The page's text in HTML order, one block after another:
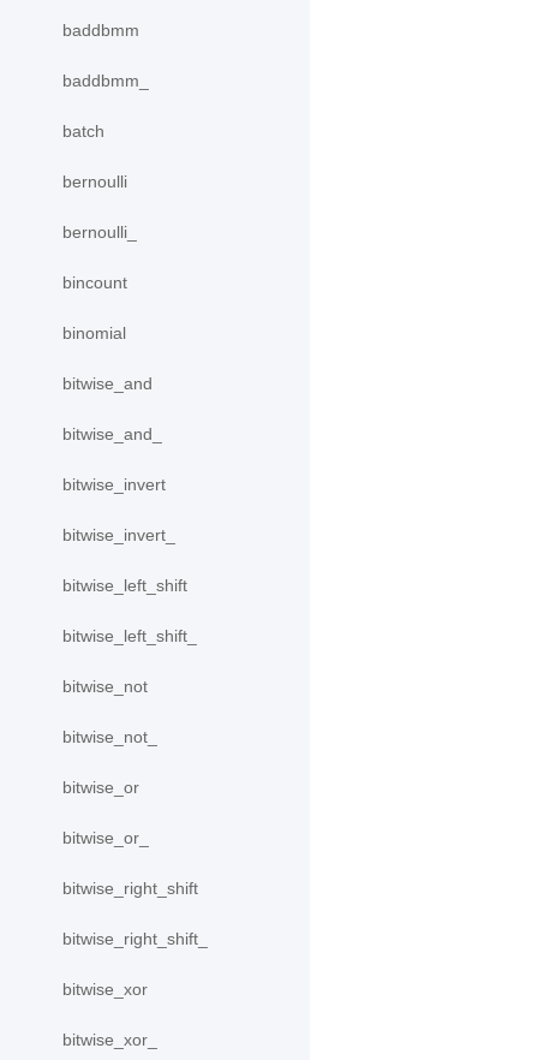
baddbmm
baddbmm_
batch
bernoulli
bernoulli_
bincount
binomial
bitwise_and
bitwise_and_
bitwise_invert
bitwise_invert_
bitwise_left_shift
bitwise_left_shift_
bitwise_not
bitwise_not_
bitwise_or
bitwise_or_
bitwise_right_shift
bitwise_right_shift_
bitwise_xor
bitwise_xor_